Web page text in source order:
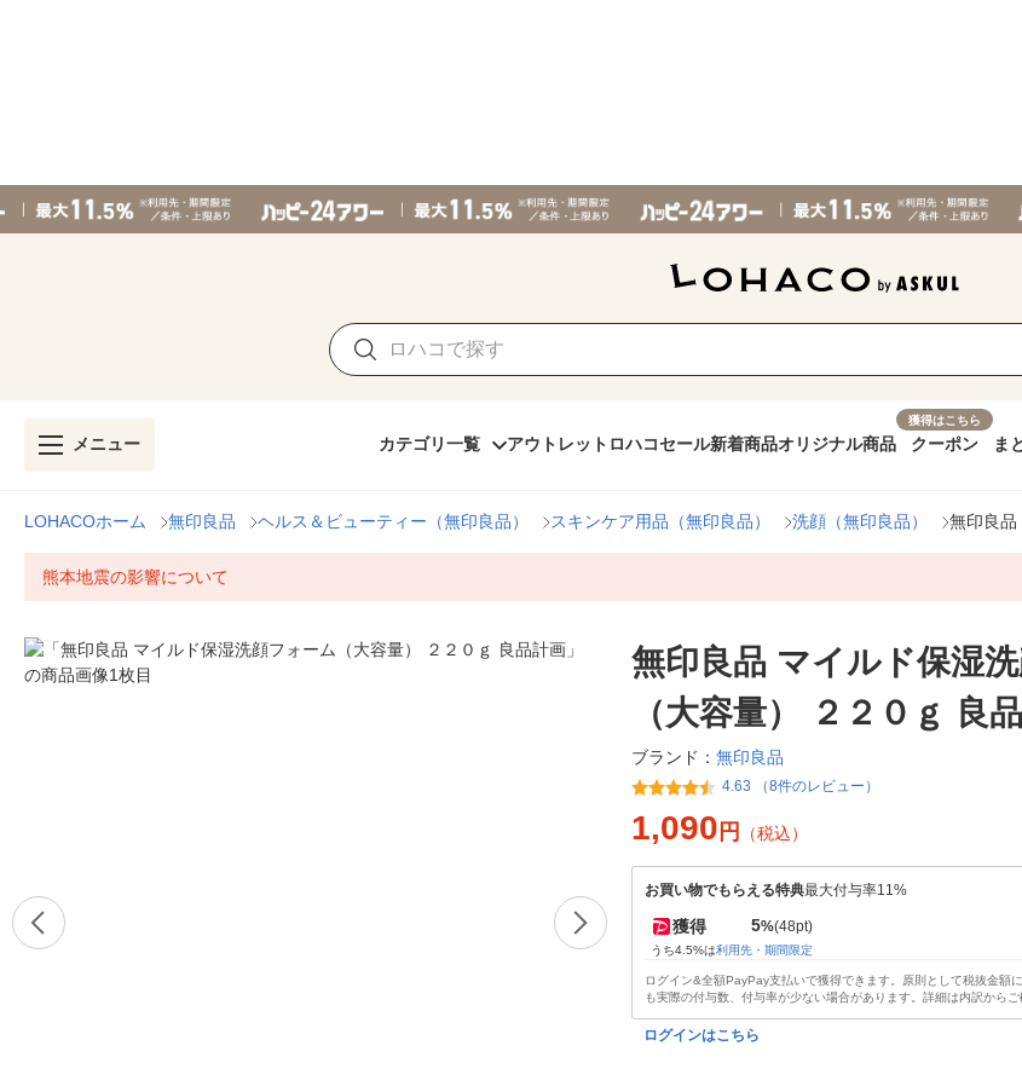
メニュー カテゴリ一覧 アウトレット ロハコセール新着商品オリジナル商品
獲得はこちら
クーポン ま
LOHACOホーム 無印良品 ヘルス＆ビューティー（無印良品） スキンケア用品（無印良品） 洗顔（無印良品） 無印良品
熊本地震の影響について
無印良品 マイルド保湿
（大容量） ２２０ｇ 良
ブランド： 無印良品
4.63 （8件のレビュー）
1,090 円 （税込）
お買い物でもらえる特典最大付与率11%
獲得 5%(48pt)
うち4.5%は利用先・期間限定
ログイン&全額PayPay支払いで獲得できます。原則として税抜金額
も実際の付与数、付与率が少ない場合があります。詳細は内訳からご
ログインはこちら